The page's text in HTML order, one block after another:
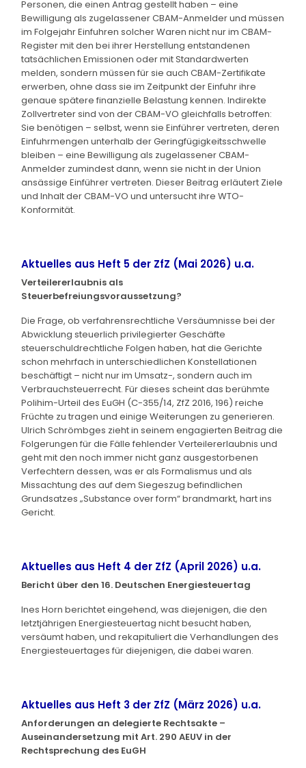
Personen, die einen Antrag gestellt haben – eine
Bewilligung als zugelassener CBAM-Anmelder und müssen
im Folgejahr Einfuhren solcher Waren nicht nur im CBAM-
Register mit den bei ihrer Herstellung entstandenen
tatsächlichen Emissionen oder mit Standardwerten
melden, sondern müssen für sie auch CBAM-Zertifikate
erwerben, ohne dass sie im Zeitpunkt der Einfuhr ihre
genaue spätere finanzielle Belastung kennen. Indirekte
Zollvertreter sind von der CBAM-VO gleichfalls betroffen:
Sie benötigen – selbst, wenn sie Einführer vertreten, deren
Einfuhrmengen unterhalb der Geringfügigkeitsschwelle
bleiben – eine Bewilligung als zugelassener CBAM-
Anmelder zumindest dann, wenn sie nicht in der Union
ansässige Einführer vertreten. Dieser Beitrag erläutert Ziele
und Inhalt der CBAM-VO und untersucht ihre WTO-
Konformität.
Aktuelles aus Heft 5 der ZfZ (Mai 2026) u.a.
Verteilererlaubnis als
Steuerbefreiungsvoraussetzung?
Die Frage, ob verfahrensrechtliche Versäumnisse bei der
Abwicklung steuerlich privilegierter Geschäfte
steuerschuldrechtliche Folgen haben, hat die Gerichte
schon mehrfach in unterschiedlichen Konstellationen
beschäftigt – nicht nur im Umsatz-, sondern auch im
Verbrauchsteuerrecht. Für dieses scheint das berühmte
Polihim-Urteil des EuGH (C-355/14, ZfZ 2016, 196) reiche
Früchte zu tragen und einige Weiterungen zu generieren.
Ulrich Schrömbges zieht in seinem engagierten Beitrag die
Folgerungen für die Fälle fehlender Verteilererlaubnis und
geht mit den noch immer nicht ganz ausgestorbenen
Verfechtern dessen, was er als Formalismus und als
Missachtung des auf dem Siegeszug befindlichen
Grundsatzes „Substance over form“ brandmarkt, hart ins
Gericht.
Aktuelles aus Heft 4 der ZfZ (April 2026) u.a.
Bericht über den 16. Deutschen Energiesteuertag
Ines Horn berichtet eingehend, was diejenigen, die den
letztjährigen Energiesteuertag nicht besucht haben,
versäumt haben, und rekapituliert die Verhandlungen des
Energiesteuertages für diejenigen, die dabei waren.
Aktuelles aus Heft 3 der ZfZ (März 2026) u.a.
Anforderungen an delegierte Rechtsakte –
Auseinandersetzung mit Art. 290 AEUV in der
Rechtsprechung des EuGH